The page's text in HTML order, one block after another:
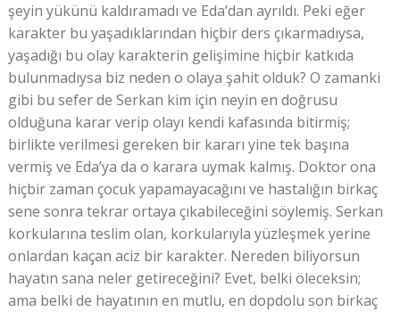
şeyin yükünü kaldıramadı ve Eda’dan ayrıldı. Peki eğer
karakter bu yaşadıklarından hiçbir ders çıkarmadıysa,
yaşadığı bu olay karakterin gelişimine hiçbir katkıda
bulunmadıysa biz neden o olaya şahit olduk? O zamanki
gibi bu sefer de Serkan kim için neyin en doğrusu
olduğuna karar verip olayı kendi kafasında bitirmiş;
birlikte verilmesi gereken bir kararı yine tek başına
vermiş ve Eda’ya da o karara uymak kalmış. Doktor ona
hiçbir zaman çocuk yapamayacağını ve hastalığın birkaç
sene sonra tekrar ortaya çıkabileceğini söylemiş. Serkan
korkularına teslim olan, korkularıyla yüzleşmek yerine
onlardan kaçan aciz bir karakter. Nereden biliyorsun
hayatın sana neler getireceğini? Evet, belki öleceksin;
ama belki de hayatının en mutlu, en dopdolu son birkaç